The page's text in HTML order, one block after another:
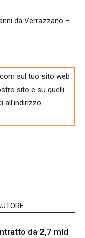
da Verrazzano –
sul tuo sito web
sito e su quelli
all'indirizzo
da 2,7 mld